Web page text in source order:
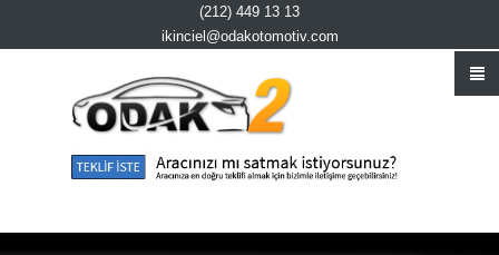
(212) 449 13 13
ikinciel@odakotomotiv.com